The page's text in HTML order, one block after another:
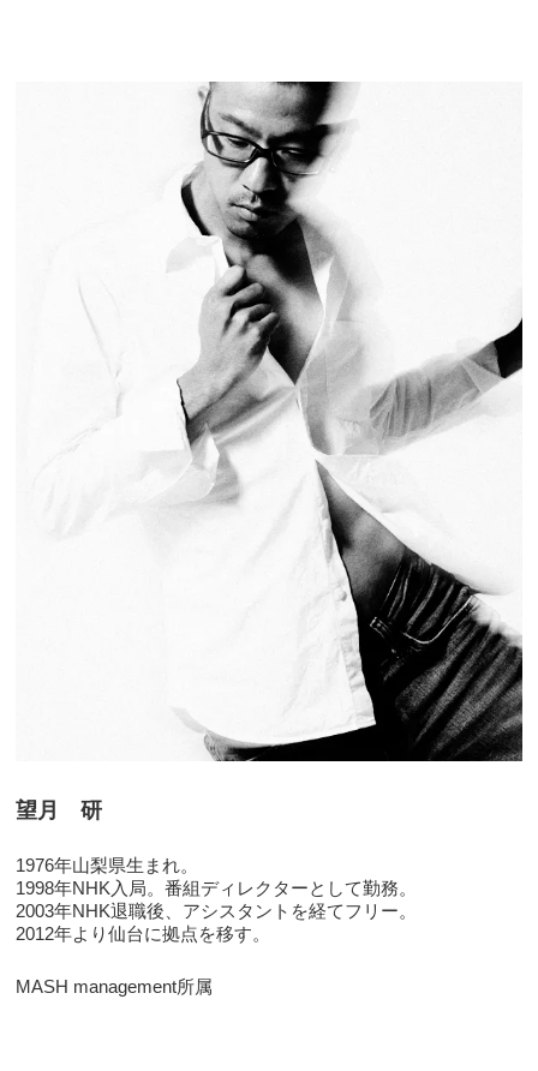
望月 研
1976年山梨県生まれ。
1998年NHK入局。番組ディレクターとして勤務。
2003年NHK退職後、アシスタントを経てフリー。
2012年より仙台に拠点を移す。
MASH management所属